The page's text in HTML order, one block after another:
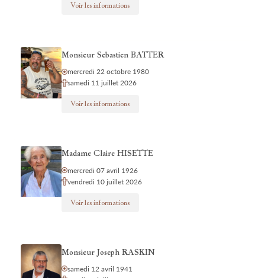
Voir les informations
Monsieur Sebastien BATTER
mercredi 22 octobre 1980
samedi 11 juillet 2026
Voir les informations
Madame Claire HISETTE
mercredi 07 avril 1926
vendredi 10 juillet 2026
Voir les informations
Monsieur Joseph RASKIN
samedi 12 avril 1941